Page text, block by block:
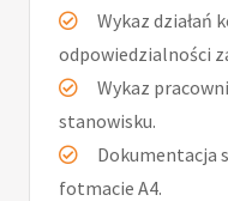
Wykaz działań
odpowiedzialności
Wykaz
stanowisku.
Dokumentacja
fotmacie A4.